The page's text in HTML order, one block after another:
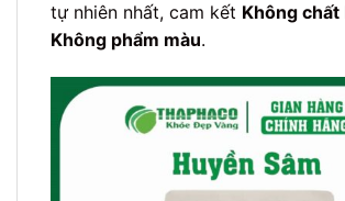
tự nhiên nhất, cam kết Không chất
Không phẩm màu.